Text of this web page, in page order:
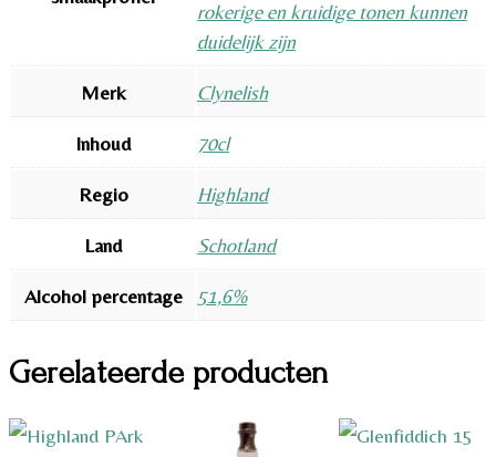
rokerige en kruidige tonen kunnen
duidelijk zijn
Merk Clynelish
Inhoud 70cl
Regio Highland
Land Schotland
Alcohol percentage 51,6%
Gerelateerde producten